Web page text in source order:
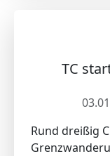
TC
Rund dreißig